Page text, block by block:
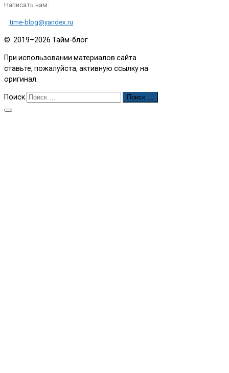
Написать нам:
time-blog@yandex.ru
© 2019–2026 Тайм-блог
При использовании материалов сайта
ставьте, пожалуйста, активную ссылку на
оригинал.
Поиск Поиск …